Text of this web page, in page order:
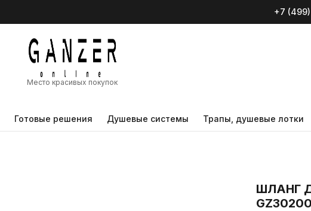
+7
Место красивых покупок
Готовые решения Душевые системы Трапы, душевые лотки
ШЛАНГ